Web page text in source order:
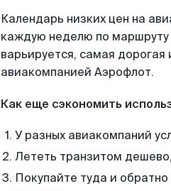
Календарь низких цен на
каждую неделю по маршруту
варьируется, самая
авиакомпанией Аэрофлот.
Как еще сэкономить
У разных авиакомпаний
Лететь транзитом
Покупайте туда и